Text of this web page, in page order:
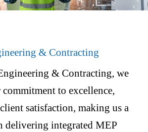
& Contracting
& Contracting, we
to excellence,
satisfaction, making us a
delivering integrated MEP